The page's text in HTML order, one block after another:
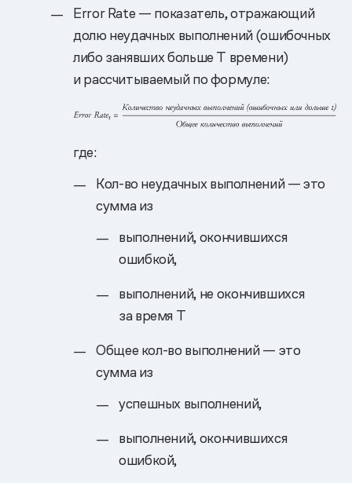
Error Rate — показатель, отражающий
долю неудачных выполнений (ошибочных
либо занявших больше T времени)
и рассчитываемый по формуле:
где:
Кол-во неудачных выполнений — это
сумма из
выполнений, окончившихся
ошибкой,
выполнений, не окончившихся
за время T
Общее кол-во выполнений — это
сумма из
успешных выполнений,
выполнений, окончившихся
ошибкой,